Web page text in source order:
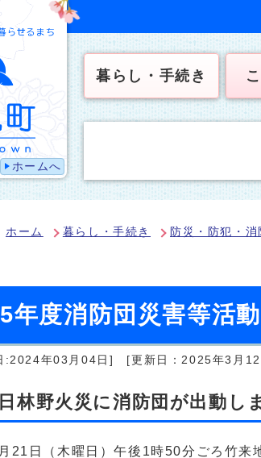
ホームへ
暮らし・手続き
ホーム 暮らし・手続き 防災・防犯・消
年度消防団災害等活
:2024年03月04日] [更新日：2025年3月12
林野火災に消防団が出動し
21日（木曜日）午後1時50分ごろ竹